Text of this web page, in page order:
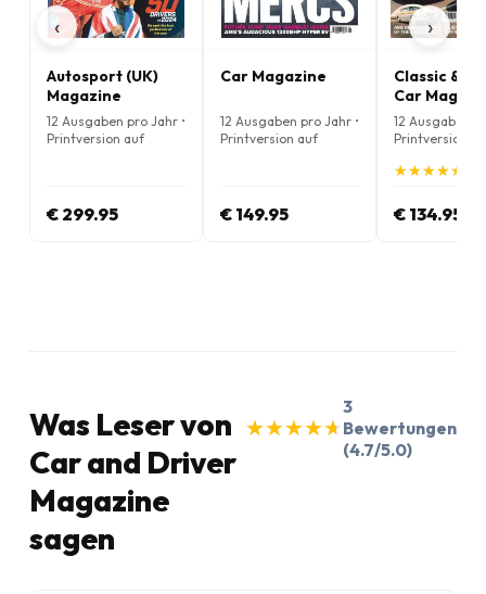
‹
Autosport (UK)
Magazine
12 Ausgaben pro Jahr •
Printversion auf
€ 299.95
Car Magazine
12 Ausgaben pro Jahr •
Printversion auf
€ 149.95
Classic &
Car
12 Ausgaben
Printversion
★
★★
★★
★★
★★
★
€ 134.95
›
Was Leser von
Car and Driver
Magazine
sagen
★
★★
★★
★★
★★
★
3
Bewertungen
(4.7/5.0)